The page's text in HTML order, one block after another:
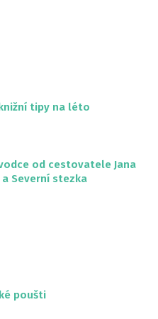
tipy na léto
od cestovatele Jana
a Severní stezka
poušti